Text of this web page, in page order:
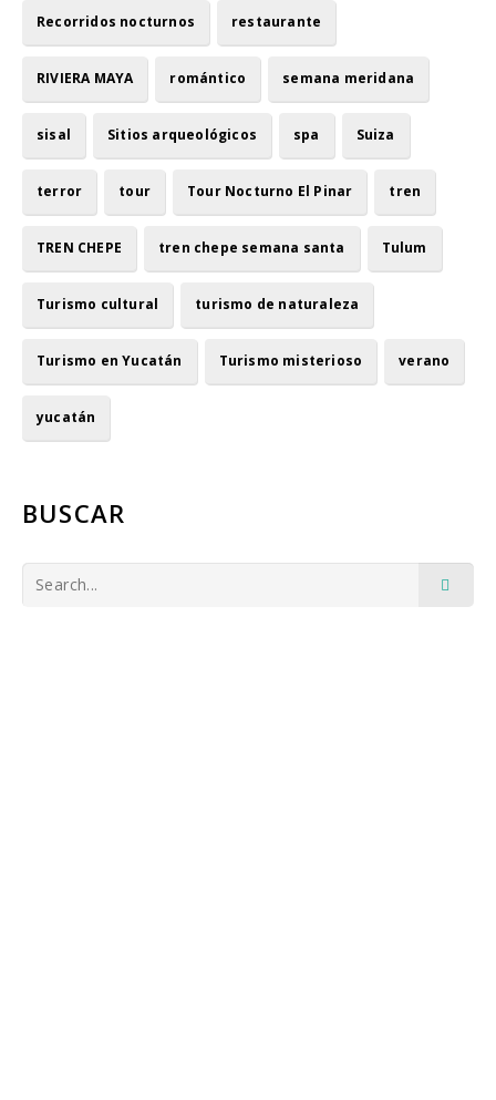
Recorridos nocturnos restaurante
RIVIERA MAYA romántico semana meridana
sisal Sitios arqueológicos spa Suiza
terror tour Tour Nocturno El Pinar tren
TREN CHEPE tren chepe semana santa Tulum
Turismo cultural turismo de naturaleza
Turismo en Yucatán Turismo misterioso verano
yucatán
BUSCAR